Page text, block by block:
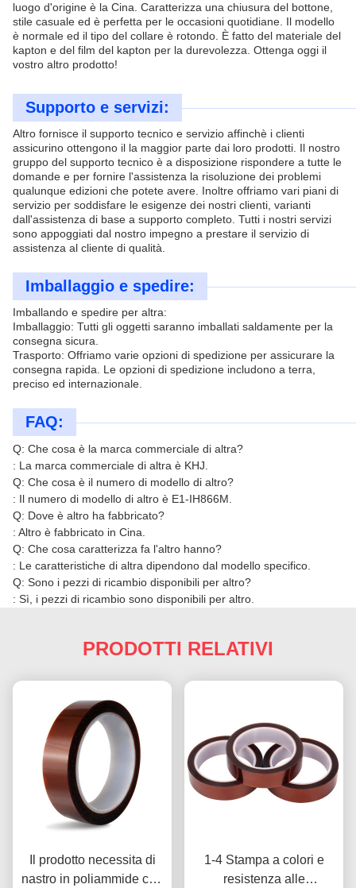
luogo d'origine è la Cina. Caratterizza una chiusura del bottone,
stile casuale ed è perfetta per le occasioni quotidiane. Il modello
è normale ed il tipo del collare è rotondo. È fatto del materiale del
kapton e del film del kapton per la durevolezza. Ottenga oggi il
vostro altro prodotto!
Supporto e servizi:
Altro fornisce il supporto tecnico e servizio affinchè i clienti
assicurino ottengono il la maggior parte dai loro prodotti. Il nostro
gruppo del supporto tecnico è a disposizione rispondere a tutte le
domande e per fornire l'assistenza la risoluzione dei problemi
qualunque edizioni che potete avere. Inoltre offriamo vari piani di
servizio per soddisfare le esigenze dei nostri clienti, varianti
dall'assistenza di base a supporto completo. Tutti i nostri servizi
sono appoggiati dal nostro impegno a prestare il servizio di
assistenza al cliente di qualità.
Imballaggio e spedire:
Imballando e spedire per altra:
Imballaggio: Tutti gli oggetti saranno imballati saldamente per la
consegna sicura.
Trasporto: Offriamo varie opzioni di spedizione per assicurare la
consegna rapida. Le opzioni di spedizione includono a terra,
preciso ed internazionale.
FAQ:
Q: Che cosa è la marca commerciale di altra?
: La marca commerciale di altra è KHJ.
Q: Che cosa è il numero di modello di altro?
: Il numero di modello di altro è E1-IH866M.
Q: Dove è altro ha fabbricato?
: Altro è fabbricato in Cina.
Q: Che cosa caratterizza fa l'altro hanno?
: Le caratteristiche di altra dipendono dal modello specifico.
Q: Sono i pezzi di ricambio disponibili per altro?
: Sì, i pezzi di ricambio sono disponibili per altro.
PRODOTTI RELATIVI
Il prodotto necessita di
nastro in poliammide con
1-4 Stampa a colori e
resistenza alle